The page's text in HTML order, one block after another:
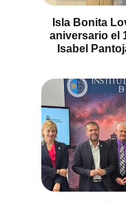
Isla Bonita
aniversario el
Isabel